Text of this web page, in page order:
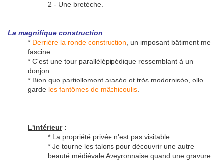
2 - Une bretèche.
La magnifique construction
* Derrière la ronde construction , un imposant bâtiment me
fascine.
* C'est une tour parallélépipédique ressemblant à un
donjon.
* Bien que partiellement arasée et très modernisée, elle
garde les fantômes de mâchicoulis
L'intérieur:
* La propriété privée n'est pas visitable.
* Je tourne les talons pour découvrir une autre
beauté médiévale Aveyronnaise quand une gravure